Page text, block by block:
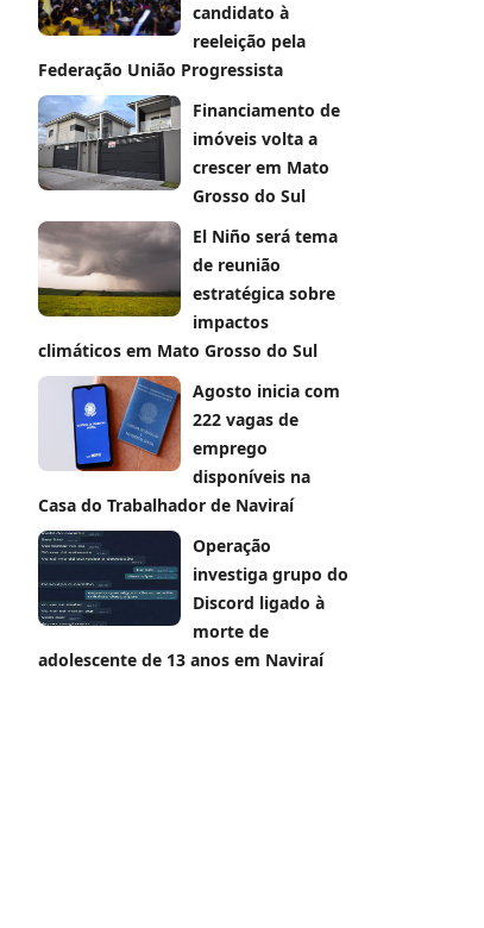
candidato à
reeleição pela
Federação União Progressista
Financiamento de
imóveis volta a
crescer em Mato
Grosso do Sul
El Niño será tema
de reunião
estratégica sobre
impactos
climáticos em Mato Grosso do Sul
Agosto inicia com
222 vagas de
emprego
disponíveis na
Casa do Trabalhador de Naviraí
Operação
investiga grupo do
Discord ligado à
morte de
adolescente de 13 anos em Naviraí